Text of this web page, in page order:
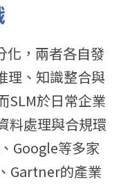
化，兩者各自發
理、知識整合與
SLM於日常企業
料處理與合規環
Google等多家
Gartner的產業